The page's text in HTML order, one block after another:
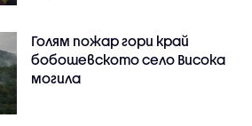
Голям пожар гори край
бобошевското село Висока
могила